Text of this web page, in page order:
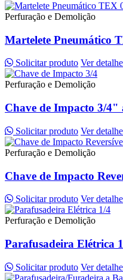
Perfuração e Demolição
Martelete Pneumático
Solicitar produto Ver
Perfuração e Demolição
Chave de Impacto 3/4"
Solicitar produto Ver
Perfuração e Demolição
Chave de Impacto
Solicitar produto Ver
Perfuração e Demolição
Parafusadeira Elétrica
Solicitar produto Ver